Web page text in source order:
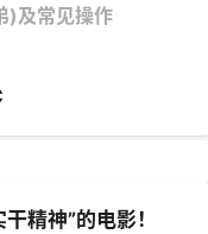
)及常见操作
精神”的电影！